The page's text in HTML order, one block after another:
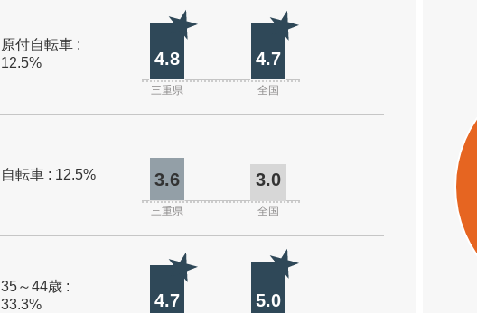
原付自転車 :
12.5%
4.8 4.7
三重県 全国
自転車 : 12.5% 3.6 3.0
三重県 全国
35～44歳 :
33.3%
4.7 5.0